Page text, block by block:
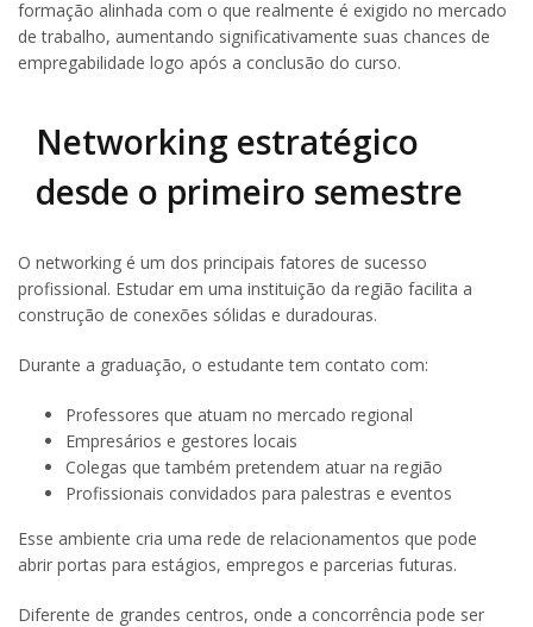
formação alinhada com o que realmente é exigido no mercado
de trabalho, aumentando significativamente suas chances de
empregabilidade logo após a conclusão do curso.
Networking estratégico
desde o primeiro semestre
O networking é um dos principais fatores de sucesso
profissional. Estudar em uma instituição da região facilita a
construção de conexões sólidas e duradouras.
Durante a graduação, o estudante tem contato com:
Professores que atuam no mercado regional
Empresários e gestores locais
Colegas que também pretendem atuar na região
Profissionais convidados para palestras e eventos
Esse ambiente cria uma rede de relacionamentos que pode
abrir portas para estágios, empregos e parcerias futuras.
Diferente de grandes centros, onde a concorrência pode ser